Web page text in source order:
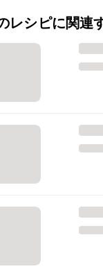
レシピに関連